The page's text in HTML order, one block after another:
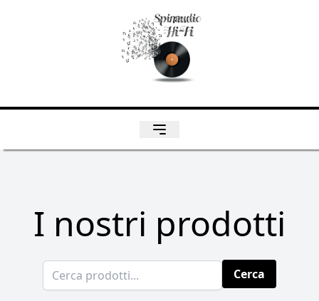
I nostri prodotti
Cerca